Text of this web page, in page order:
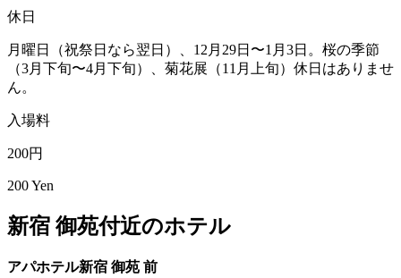
休日
月曜日（祝祭日なら翌日）、12月29日〜1月3日。桜の季節
（3月下旬〜4月下旬）、菊花展（11月上旬）休日はありませ
ん。
入場料
200円
200 Yen
新宿 御苑付近のホテル
アパホテル新宿 御苑 前